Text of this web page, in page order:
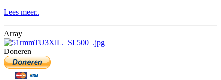
Lees meer..
Array
Doneren